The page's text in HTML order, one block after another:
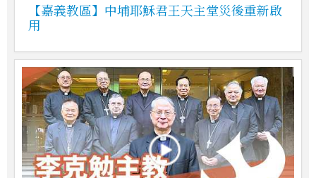
【嘉義教區】中埔耶穌君王天主堂災後重新啟
用